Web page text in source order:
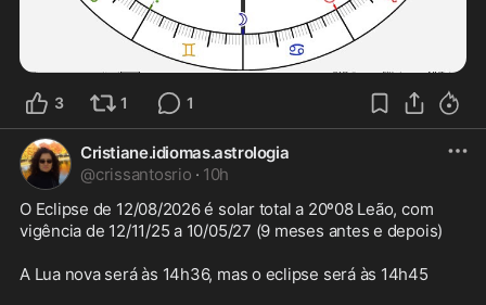
3 1 1
Cristiane.idiomas.astrologia
@crissantosrio · 10h
O Eclipse de 12/08/2026 é solar total a 20º08 Leão, com
vigência de 12/11/25 a 10/05/27 (9 meses antes e depois)
A Lua nova será às 14h36, mas o eclipse será às 14h45